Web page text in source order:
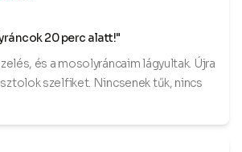
20 perc alatt!"
és a mosolyráncaim lágyultak. Újra
szelfiket. Nincsenek tűk, nincs